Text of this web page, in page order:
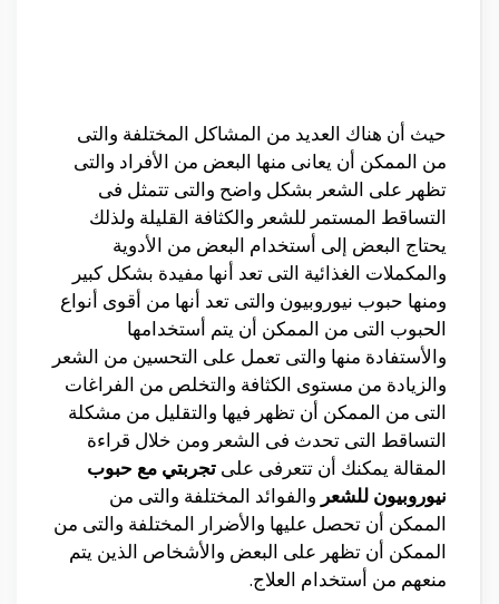
حيث أن هناك العديد من المشاكل المختلفة والتى
من الممكن أن يعانى منها البعض من الأفراد والتى
تظهر على الشعر بشكل واضح والتى تتمثل فى
التساقط المستمر للشعر والكثافة القليلة ولذلك
يحتاج البعض إلى أستخدام البعض من الأدوية
والمكملات الغذائية التى تعد أنها مفيدة بشكل كبير
ومنها حبوب نيوروبيون والتى تعد أنها من أقوى أنواع
الحبوب التى من الممكن أن يتم أستخدامها
والأستفادة منها والتى تعمل على التحسين من الشعر
والزيادة من مستوى الكثافة والتخلص من الفراغات
التى من الممكن أن تظهر فيها والتقليل من مشكلة
التساقط التى تحدث فى الشعر ومن خلال قراءة
المقالة يمكنك أن تتعرفى على تجربتي مع حبوب
نيوروبيون للشعر والفوائد المختلفة والتى من
الممكن أن تحصل عليها والأضرار المختلفة والتى من
الممكن أن تظهر على البعض والأشخاص الذين يتم
منعهم من أستخدام العلاج.